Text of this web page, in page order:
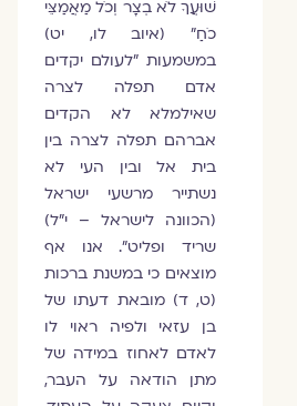
שׁוּעֲךָ לֹא בְצָר וְכֹל מַאֲמַצֵּי
כֹחַ" (איוב לו, יט)
במשמעות "לעולם יקדים
אדם תפלה לצרה
שאילמלא לא הקדים
אברהם תפלה לצרה בין
בית אל ובין העי לא
נשתייר מרשעי ישראל
(הכוונה לישראל – י"ל)
שריד ופליט". אנו אף
מוצאים כי במשנת ברכות
(ט, ד) מובאת דעתו של
בן עזאי ולפיה ראוי לו
לאדם לאחוז במידה של
מתן הודאה על העבר,